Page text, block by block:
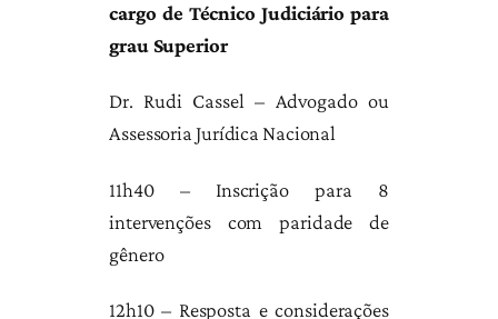
cargo de Técnico Judiciário para
grau Superior
Dr. Rudi Cassel – Advogado ou
Assessoria Jurídica Nacional
11h40 – Inscrição para 8
intervenções com paridade de
gênero
12h10 – Resposta e considerações